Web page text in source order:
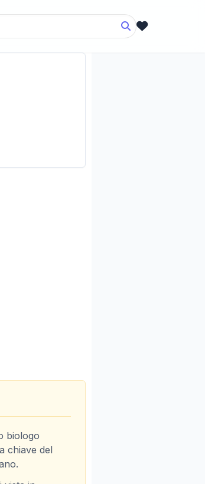
biologo
chiave del